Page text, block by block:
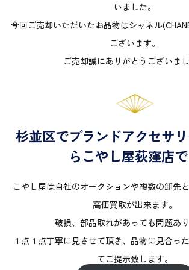
いました。
今回ご売却いただいたお品物はシャネル
ございます。
ご売却誠にありがとうございまし
杉並区でブランドアクセサ
らこやし屋荻窪店で
こやし屋は自社のオークションや複数の卸先
高価買取が出来ます。
破損、部品取れがあっても問題あ
１点１点丁寧に見させて頂き、品物に見合っ
てご提示致します。